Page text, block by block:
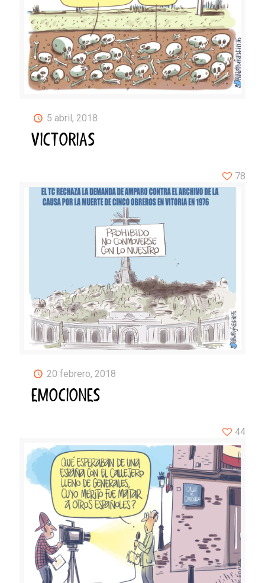
5 abril, 2018
VICTORIAS
20 febrero, 2018
EMOCIONES
78
44